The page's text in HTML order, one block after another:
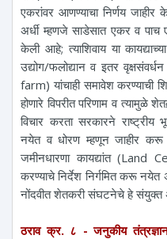
एकरांवर आणण्याचा निर्णय
अर्धी म्हणजे साडेसात एकर व पाच
केली आहे; त्याशिवाय या
उद्योग/फलोद्यान व इतर
farm) यांचाही समावेश करण्याची
होणारे विपरीत परिणाम व त्यामुळे
विचार करता सरकारने राष्ट्रीय
नयेत व धोरण म्हणून जाहीर करू
जमीनधारणा कायद्यांत (Land
करण्याचे निर्देश निर्गमित करू नयेत
नोंदवीत शेतकरी संघटनेचे हे
ठराव क्र. ८ - जनुकीय तंत्रज्ञान